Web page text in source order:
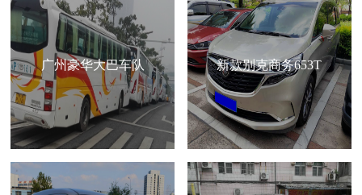
广州豪华大巴车队 新款别克商务653T